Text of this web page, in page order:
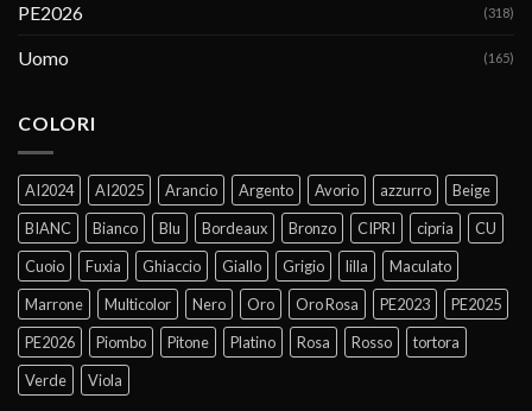
PE2026 (318)
Uomo (165)
COLORI
AI2024 AI2025 Arancio Argento Avorio azzurro
Beige
BIANC
Bianco Blu Bordeaux Bronzo CIPRI cipria
CU
Cuoio
Fuxia Ghiaccio Giallo Grigio lilla
Maculato
Marrone
Multicolor Nero Oro Oro Rosa PE2023
PE2025
PE2026
Piombo Pitone Platino Rosa Rosso
tortora
Verde
Viola